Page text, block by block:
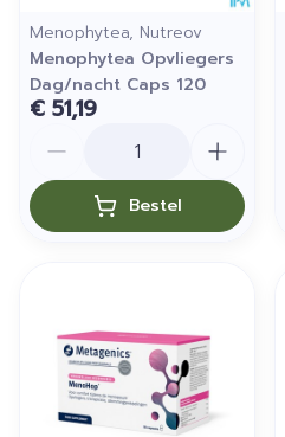
Menophytea, Nutreov
Menophytea Opvliegers
Dag/nacht Caps 120
€ 51,19
Bestel